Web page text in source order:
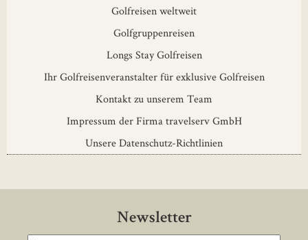
Golfreisen weltweit
Golfgruppenreisen
Longs Stay Golfreisen
Ihr Golfreisenveranstalter für exklusive Golfreisen
Kontakt zu unserem Team
Impressum der Firma travelserv GmbH
Unsere Datenschutz-Richtlinien
Newsletter